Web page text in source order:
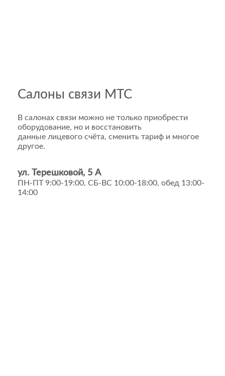
Салоны связи МТС
В салонах связи можно не только приобрести
оборудование, но и восстановить
данные лицевого счёта, сменить тариф и многое
другое.
ул. Терешковой, 5 А
ПН-ПТ 9:00-19:00, СБ-ВС 10:00-18:00, обед 13:00-
14:00